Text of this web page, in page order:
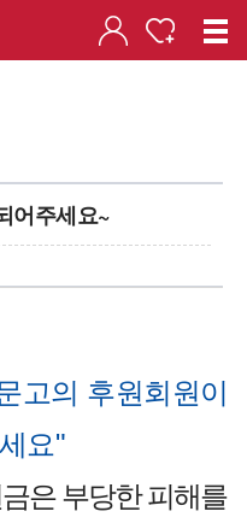
어주세요~
고의 후원회원이
요"
은 부당한 피해를